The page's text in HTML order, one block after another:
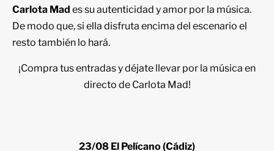
Carlota Mad es su autenticidad y amor por la música.
De modo que, si ella disfruta encima del escenario el
resto también lo hará.
¡Compra tus entradas y déjate llevar por la música en
directo de Carlota Mad!
23/08 El Pelícano (Cádiz)